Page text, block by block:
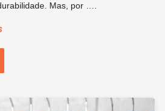
Mas, por ….